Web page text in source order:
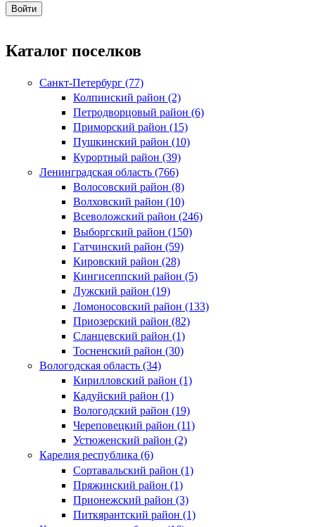
Каталог поселков
Санкт-Петербург (77)
Колпинский район (2)
Петродворцовый район (6)
Приморский район (15)
Пушкинский район (10)
Курортный район (39)
Ленинградская область (766)
Волосовский район (8)
Волховский район (10)
Всеволожский район (246)
Выборгский район (150)
Гатчинский район (59)
Кировский район (28)
Кингисеппский район (5)
Лужский район (19)
Ломоносовский район (133)
Приозерский район (82)
Сланцевский район (1)
Тосненский район (30)
Вологодская область (34)
Кирилловский район (1)
Кадуйский район (1)
Вологодский район (19)
Череповецкий район (11)
Устюженский район (2)
Карелия республика (6)
Сортавальский район (1)
Пряжинский район (1)
Прионежский район (3)
Питкярантский район (1)